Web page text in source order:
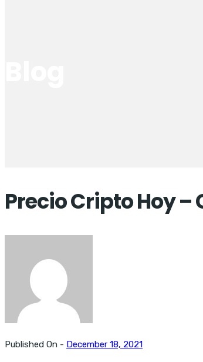
Precio Cripto Hoy
Published On - December 18, 2021